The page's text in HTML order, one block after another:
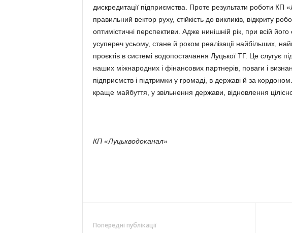
дискредитації підприємства. Проте результати роботи КП
правильний вектор руху, стійкість до викликів, відкриту
оптимістичні перспективи. Адже нинішній рік, при всій його
усупереч усьому, стане й роком реалізації найбільших,
проєктів в системі водопостачання Луцької ТГ. Це слугує
наших міжнародних і фінансових партнерів, поваги і
підприємств і підтримки у громаді, в державі й за
краще майбуття, у звільнення держави, відновлення
КП «Луцькводоканал»
Попередні публікації